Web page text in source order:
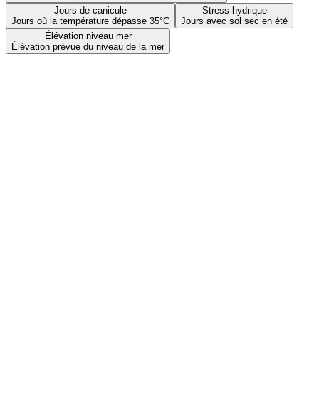
Jours de canicule
Jours où la température dépasse 35°C
Stress hydrique
Jours avec sol sec en été
Élévation niveau mer
Élévation prévue du niveau de la mer